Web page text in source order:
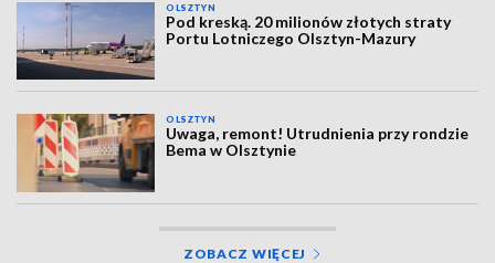
OLSZTYN
Pod kreską. 20 milionów złotych straty
Portu Lotniczego Olsztyn-Mazury
OLSZTYN
Uwaga, remont! Utrudnienia przy rondzie
Bema w Olsztynie
ZOBACZ WIĘCEJ